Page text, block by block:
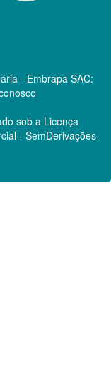
- Embrapa SAC:
sob a Licença
- SemDerivações